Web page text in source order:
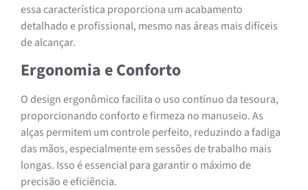
essa característica proporciona um acabamento
detalhado e profissional, mesmo nas áreas mais difíceis
de alcançar.
Ergonomia e Conforto
O design ergonômico facilita o uso contínuo da tesoura,
proporcionando conforto e firmeza no manuseio. As
alças permitem um controle perfeito, reduzindo a fadiga
das mãos, especialmente em sessões de trabalho mais
longas. Isso é essencial para garantir o máximo de
precisão e eficiência.